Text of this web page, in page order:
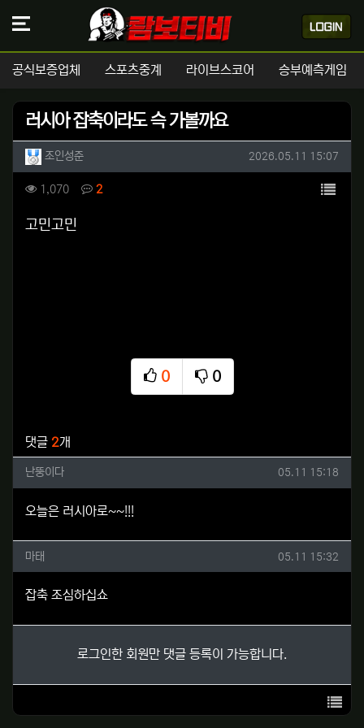
공식보증업체 스포츠중계 라이브스코어 승부예측게임
러시아 잡축이라도 슥 가볼까요
작성자 정보
조인성준작성 작성일
2026.05.11 15:07
컨텐츠 정보
1,070조회 2댓글 목록
본문
고민고민
0
추천
0
비추천
댓글 2개
난뚱이다님의 댓글
난뚱이다 작성일
05.11 15:18
오늘은 러시아로~~!!!
마태님의 댓글
마태 작성일
05.11 15:32
잡축 조심하십쇼
로그인한 회원만 댓글 등록이 가능합니다.
목록